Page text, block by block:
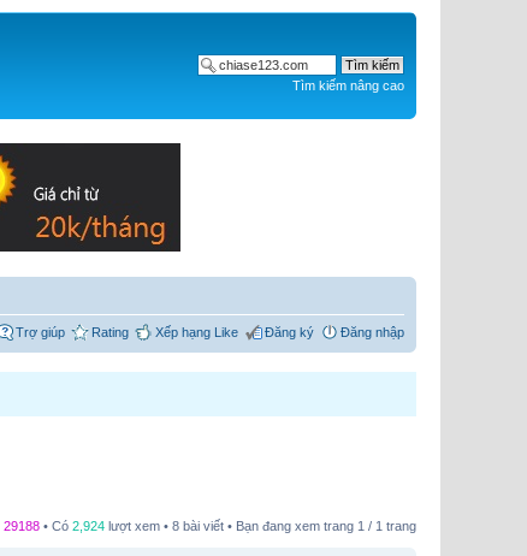
Tìm kiếm nâng cao
Trợ giúp Rating Xếp hạng Like Đăng ký Đăng nhập
29188 • Có 2,924 lượt xem • 8 bài viết • Bạn đang xem trang 1 / 1 trang